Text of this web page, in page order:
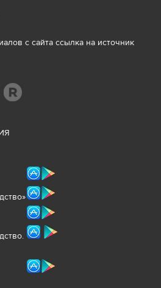
с сайта ссылка на источник
во»